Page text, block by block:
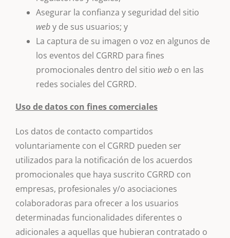
Asegurar la confianza y seguridad del sitio
weby de sus usuarios; y
La captura de su imagen o voz en algunos de
los eventos del CGRRD para fines
promocionales dentro del sitio webo en las
redes sociales del CGRRD.
Uso de datos con fines comerciales
Los datos de contacto compartidos
voluntariamente con el CGRRD pueden ser
utilizados para la notificación de los acuerdos
promocionales que haya suscrito CGRRD con
empresas, profesionales y/o asociaciones
colaboradoras para ofrecer a los usuarios
determinadas funcionalidades diferentes o
adicionales a aquellas que hubieran contratado o